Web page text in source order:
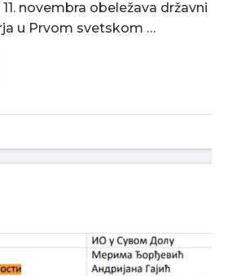
novembra obeležava državni
u Prvom svetskom …